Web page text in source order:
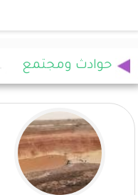
حوادث ومجتمع